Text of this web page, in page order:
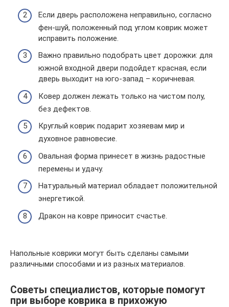
Если дверь расположена неправильно, согласно
фен-шуй, положенный под углом коврик может
исправить положение.
Важно правильно подобрать цвет дорожки: для
южной входной двери подойдет красная, если
дверь выходит на юго-запад – коричневая.
Ковер должен лежать только на чистом полу,
без дефектов.
Круглый коврик подарит хозяевам мир и
духовное равновесие.
Овальная форма принесет в жизнь радостные
перемены и удачу.
Натуральный материал обладает положительной
энергетикой.
Дракон на ковре приносит счастье.
Напольные коврики могут быть сделаны самыми
различными способами и из разных материалов.
Советы специалистов, которые помогут
при выборе коврика в прихожую